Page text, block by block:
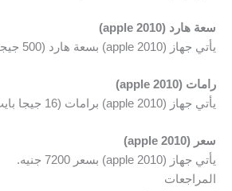
سعة هارد (apple 2010)
يأتي جهاز (apple 2010) بسعة هارد (500 جيجا بايت).
رامات (apple 2010)
يأتي جهاز (apple 2010) برامات (16 جيجا بايت).
سعر (apple 2010)
يأتي جهاز (apple 2010) بسعر 7200 جنيه.
المراجعات